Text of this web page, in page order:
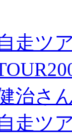
走ツ
治さ
走ツ